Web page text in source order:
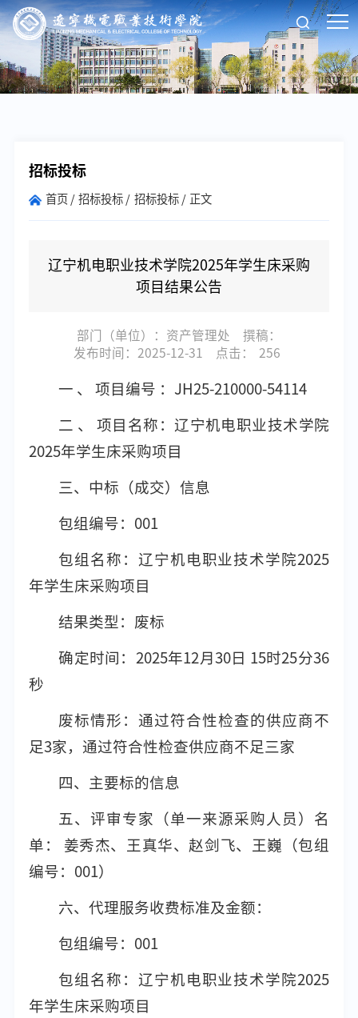
招标投标
首页 招标投标 招标投标 正文
辽宁机电职业技术学院2025年学生床采购
项目结果公告
部门（单位）：资产管理处
撰稿：
发布时间：2025-12-31
点击： 256
一 、 项目编号 ：JH25-210000-54114
二 、 项目名称：辽宁机电职业技术学院
2025年学生床采购项目
三、中标（成交）信息
包组编号：001
包组名称：辽宁机电职业技术学院2025
年学生床采购项目
结果类型：废标
确定时间：2025年12月30日 15时25分36
秒
废标情形：通过符合性检查的供应商不
足3家，通过符合性检查供应商不足三家
四、主要标的信息
五、评审专家（单一来源采购人员）名
单： 姜秀杰、王真华、赵剑飞、王巍（包组
编号：001）
六、代理服务收费标准及金额：
包组编号：001
包组名称：辽宁机电职业技术学院2025
年学生床采购项目